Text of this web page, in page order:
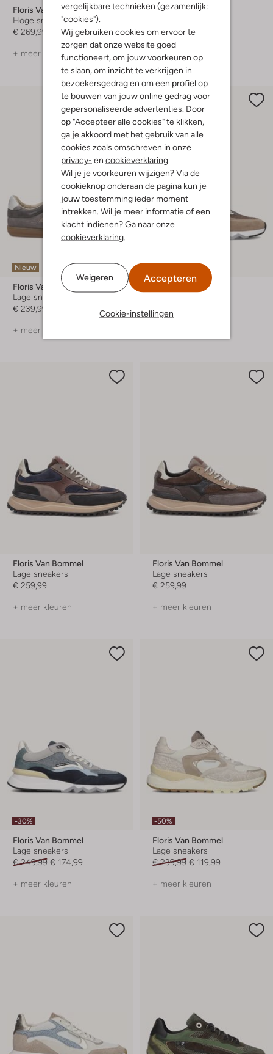
vergelijkbare technieken (gezamenlijk:
"cookies").
Wij gebruiken cookies om ervoor te
zorgen dat onze website goed
functioneert, om jouw voorkeuren op
te slaan, om inzicht te verkrijgen in
bezoekersgedrag en om een profiel op
te bouwen van jouw online gedrag voor
gepersonaliseerde advertenties. Door
op "Accepteer alle cookies" te klikken,
ga je akkoord met het gebruik van alle
cookies zoals omschreven in onze
privacy- en cookieverklaring
Wil je je voorkeuren wijzigen? Via de
cookieknop onderaan de pagina kun je
jouw toestemming ieder moment
intrekken. Wil je meer informatie of een
klacht indienen? Ga naar onze
cookieverklaring
Weigeren Accepteren
Cookie-instellingen
Floris Van Bommel
Hoge sneakers
€ 269,99
+ meer kleuren
Floris Van Bommel
€ 249,99
+ meer kleuren
Nieuw
Floris Van Bommel
Lage sneakers
€ 239,99
+ meer kleuren
Floris Van Bommel
€ 249,99
Floris Van Bommel
Lage sneakers
€ 259,99
+ meer kleuren
Floris Van Bommel
Lage sneakers
€ 259,99
+ meer kleuren
-30%
Floris Van Bommel
Lage sneakers
€ 249,99 € 174,99
+ meer kleuren
-50%
Floris Van Bommel
Lage sneakers
€ 239,99 € 119,99
+ meer kleuren